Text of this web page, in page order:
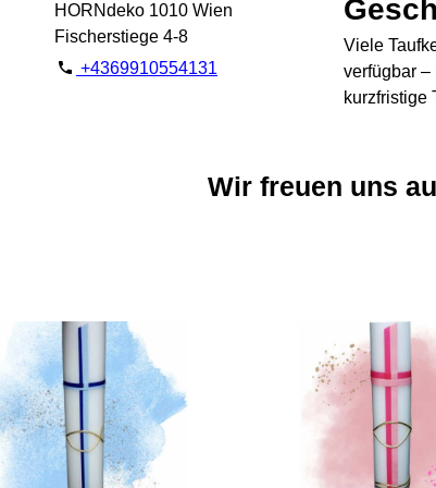
HORNdeko 1010 Wien
Fischerstiege 4-8
+4369910554131
Viele
verfügbar –
kurzfristige
Wir freuen uns